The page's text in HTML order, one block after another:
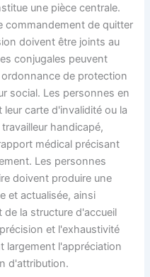
une pièce centrale.
commandement de quitter
doivent être joints au
conjugales peuvent
de protection
social. Les personnes en
carte d'invalidité ou la
handicapé,
médical précisant
Les personnes
doivent produire une
et actualisée, ainsi
la structure d'accueil
et l'exhaustivité
largement l'appréciation
d'attribution.